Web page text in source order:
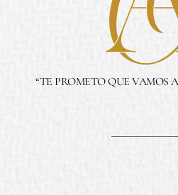
“TE PROMETO QUE VAMOS